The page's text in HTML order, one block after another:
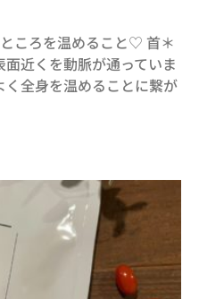
ころを温めること♡ 首＊
近くを動脈が通っていま
全身を温めることに繋が